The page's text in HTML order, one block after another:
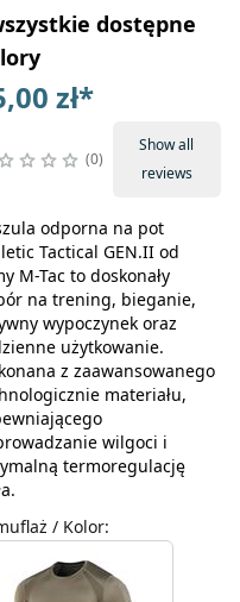
dostępne
zł*
0
Show all
reviews
odporna na pot
Tactical GEN.II od
M-Tac to doskonały
na trening, bieganie,
wypoczynek oraz
użytkowanie.
z zaawansowanego
materiału,
wilgoci i
termoregulację
/ Kolor: